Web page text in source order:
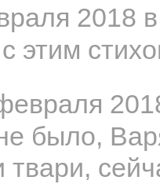
2018
этим
было,